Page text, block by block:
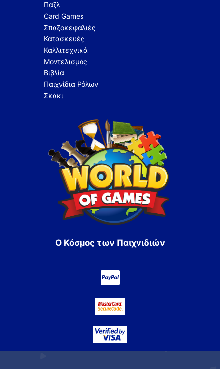
Παζλ
Card Games
Σπαζοκεφαλιές
Κατασκευές
Καλλιτεχνικά
Μοντελισμός
Βιβλία
Παιχνίδια Ρόλων
Σκάκι
Ο Κόσμος των Παιχνιδιών